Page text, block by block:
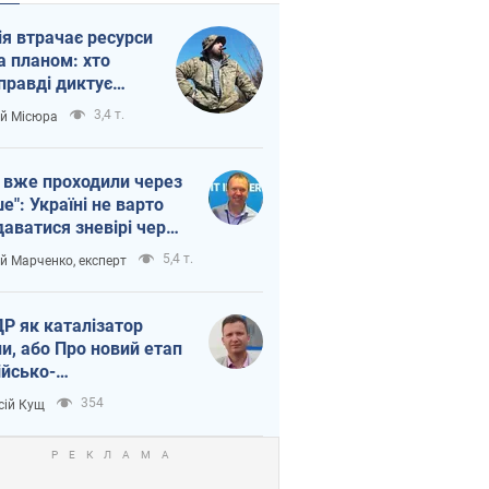
втрачає ресурси
планом: хто
диктує
війни
Місюра 3,4 т.
проходили через
Україні не варто
зневірі через
терор
Марченко, експерт 5,4 т.
як каталізатор
або Про новий етап
Кущ 354